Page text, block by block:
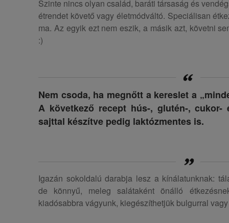
Szinte nincs olyan család, baráti társaság és
étrendet követő vagy életmódváltó. Speciálisan
ma. Az egyik ezt nem eszik, a másik azt, követni
:)
Nem csoda, ha megnőtt a kereslet a
A következő recept hús-, glutén-, cukor-
sajttal készítve pedig laktózmentes is.
Igazán sokoldalú darabja lesz a kínálatunknak:
de könnyű, meleg salátaként önálló
kiadósabbra vágyunk, kiegészíthetjük bulgurral